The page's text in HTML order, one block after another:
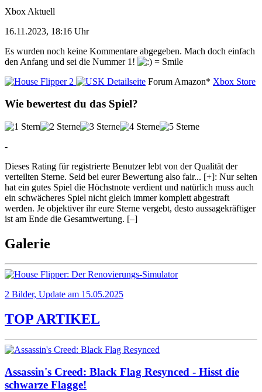
Xbox Aktuell
16.11.2023, 18:16 Uhr
Es wurden noch keine Kommentare abgegeben. Mach doch einfach
den Anfang und sei die Nummer 1!
Detailseite Forum Amazon* Xbox Store
Wie bewertest du das Spiel?
-
Dieses Rating für registrierte Benutzer lebt von der Qualität der
verteilten Sterne. Seid bei eurer Bewertung also fair... [+]: Nur selten
hat ein gutes Spiel die Höchstnote verdient und natürlich muss auch
ein schwächeres Spiel nicht gleich immer komplett abgestraft
werden. Je objektiver ihr eure Sterne vergebt, desto aussagekräftiger
ist am Ende die Gesamtwertung. [–]
Galerie
2 Bilder, Update am 15.05.2025
TOP ARTIKEL
Assassin's Creed: Black Flag Resynced - Hisst die
schwarze Flagge!